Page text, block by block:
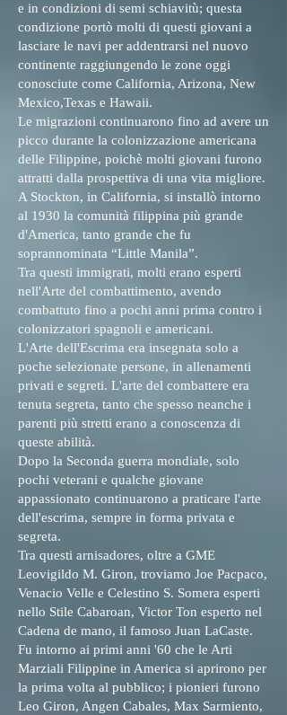
e in condizioni di semi schiavitù; questa
condizione portò molti di questi giovani a
lasciare le navi per addentrarsi nel nuovo
continente raggiungendo le zone oggi
conosciute come California, Arizona, New
Mexico,Texas e Hawaii.
Le migrazioni continuarono fino ad avere un
picco durante la colonizzazione americana
delle Filippine, poichè molti giovani furono
attratti dalla prospettiva di una vita migliore.
A Stockton, in California, si installò intorno
al 1930 la comunità filippina più grande
d'America, tanto grande che fu
soprannominata “Little Manila”.
Tra questi immigrati, molti erano esperti
nell'Arte del combattimento, avendo
combattuto fino a pochi anni prima contro i
colonizzatori spagnoli e americani.
L'Arte dell'Escrima era insegnata solo a
poche selezionate persone, in allenamenti
privati e segreti. L'arte del combattere era
tenuta segreta, tanto che spesso neanche i
parenti più stretti erano a conoscenza di
queste abilità.
Dopo la Seconda guerra mondiale, solo
pochi veterani e qualche giovane
appassionato continuarono a praticare l'arte
dell'escrima, sempre in forma privata e
segreta.
Tra questi arnisadores, oltre a GME
Leovigildo M. Giron, troviamo Joe Pacpaco,
Venacio Velle e Celestino S. Somera esperti
nello Stile Cabaroan, Victor Ton esperto nel
Cadena de mano, il famoso Juan LaCaste.
Fu intorno ai primi anni '60 che le Arti
Marziali Filippine in America si aprirono per
la prima volta al pubblico; i pionieri furono
Leo Giron, Angen Cabales, Max Sarmiento,